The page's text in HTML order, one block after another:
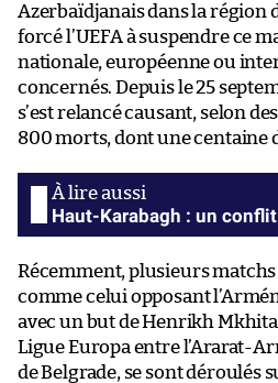
Azerbaïdjanais dans la région
forcé l’UEFA à suspendre ce
nationale, européenne ou
concernés. Depuis le 25
s’est relancé causant, selon
800 morts, dont une centaine
Haut-Karabagh : un
Récemment, plusieurs matchs
comme celui opposant
avec un but de Henrikh
Ligue Europa entre l’Ararat-
de Belgrade, se sont déroulés